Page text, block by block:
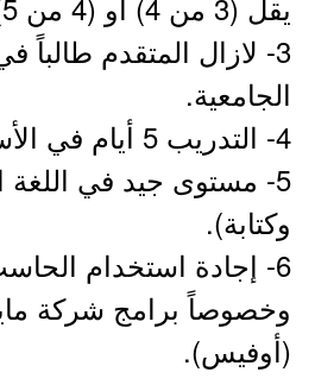
3- لازال المتقدم طالباً
الجامعية.
4- التدريب 5 أيام في الأسبوع.
5- مستوى جيد في اللغة
وكتابة).
6- إجادة استخدام
وخصوصاً برامج شركة
(أوفيس).